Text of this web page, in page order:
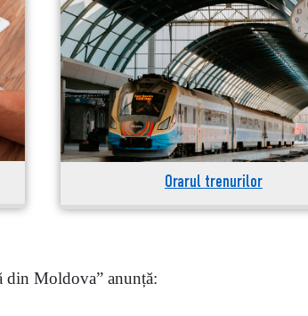
Orarul trenurilor
din Moldova” anunță: